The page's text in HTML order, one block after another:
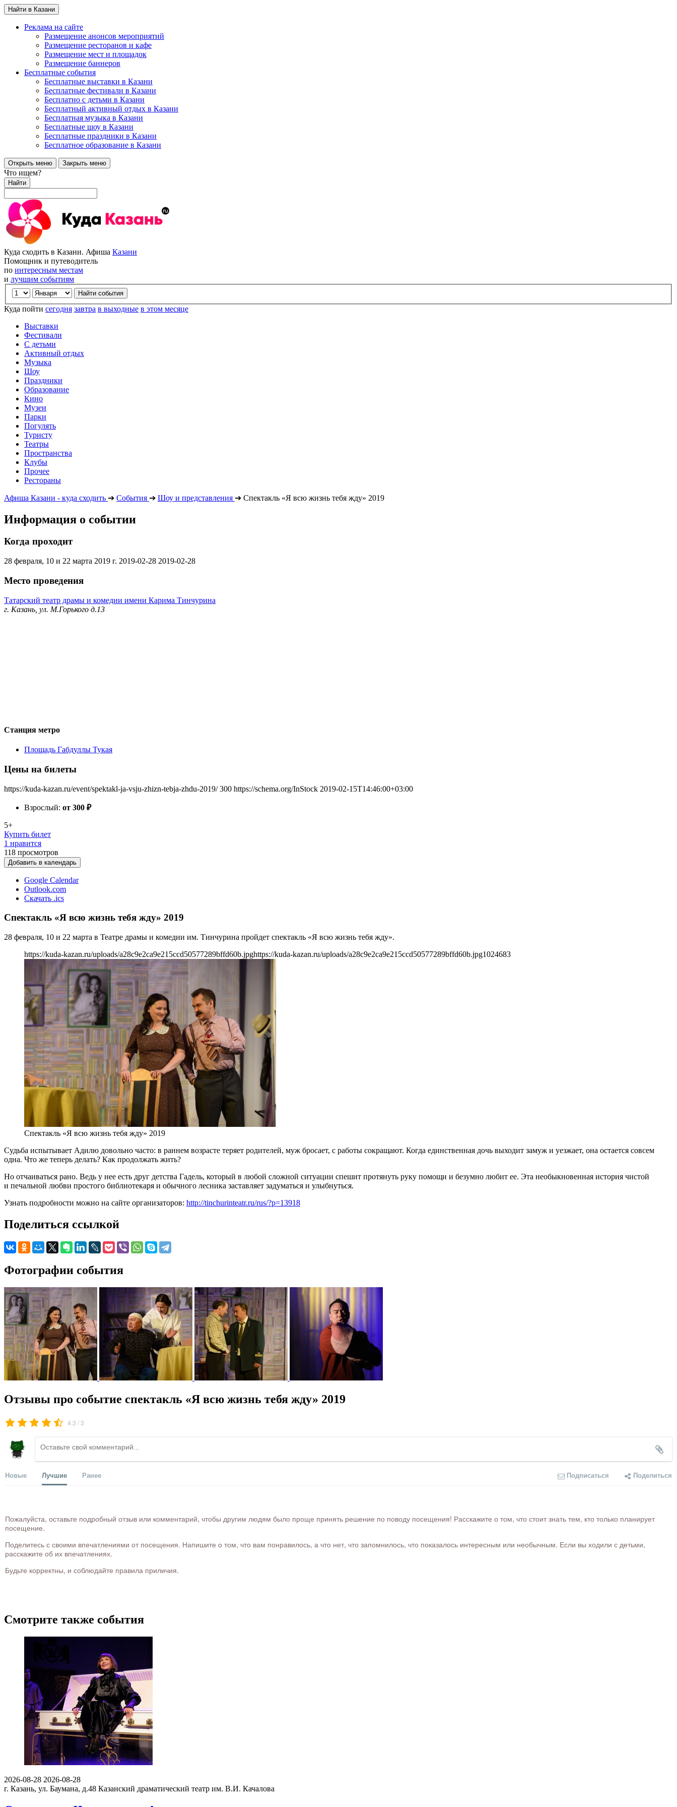
Найти в Казани
Реклама на сайте
Размещение анонсов мероприятий
Размещение ресторанов и кафе
Размещение мест и площадок
Размещение баннеров
Бесплатные события
Бесплатные выставки в Казани
Бесплатные фестивали в Казани
Бесплатно с детьми в Казани
Бесплатный активный отдых в Казани
Бесплатная музыка в Казани
Бесплатные шоу в Казани
Бесплатные праздники в Казани
Бесплатное образование в Казани
Открыть меню Закрыть меню
Что ищем?
Найти
Куда сходить в Казани. Афиша Казани
Помощник и путеводитель
по интересным местам
и лучшим событиям
Куда пойти сегодня завтра в выходные в этом месяце
Выставки
Фестивали
С детьми
Активный отдых
Музыка
Шоу
Праздники
Образование
Кино
Музеи
Парки
Погулять
Туристу
Театры
Пространства
Клубы
Прочее
Рестораны
Афиша Казани - куда сходить ➔ События ➔ Шоу и представления ➔ Спектакль «Я всю жизнь тебя жду» 2019
Информация о событии
Когда проходит
28 февраля, 10 и 22 марта 2019 г. 2019-02-28 2019-02-28
Место проведения
Татарский театр драмы и комедии имени Карима Тинчурина
г. Казань, ул. М.Горького д.13
Станция метро
Площадь Габдуллы Тукая
Цены на билеты
https://kuda-kazan.ru/event/spektakl-ja-vsju-zhizn-tebja-zhdu-2019/ 300 https://schema.org/InStock 2019-02-15T14:46:00+03:00
Взрослый: от 300 ₽
5+
Купить билет
1 нравится
118 просмотров
Добавить в календарь
Google Calendar
Outlook.com
Скачать .ics
Спектакль «Я всю жизнь тебя жду» 2019
28 февраля, 10 и 22 марта в Театре драмы и комедии им. Тинчурина пройдет спектакль «Я всю жизнь тебя жду».
https://kuda-kazan.ru/uploads/a28c9e2ca9e215ccd50577289bffd60b.jpghttps://kuda-kazan.ru/uploads/a28c9e2ca9e215ccd50577289bffd60b.jpg1024683
Спектакль «Я всю жизнь тебя жду» 2019
Судьба испытывает Адилю довольно часто: в раннем возрасте теряет родителей, муж бросает, с работы сокращают. Когда единственная дочь выходит замуж и уезжает, она остается совсем
одна. Что же теперь делать? Как продолжать жить?
Но отчаиваться рано. Ведь у нее есть друг детства Гадель, который в любой сложной ситуации спешит протянуть руку помощи и безумно любит ее. Эта необыкновенная история чистой
и печальной любви простого библиотекаря и обычного лесника заставляет задуматься и улыбнуться.
Узнать подробности можно на сайте организаторов: http://tinchurinteatr.ru/rus/?p=13918
Поделиться ссылкой
Фотографии события
Отзывы про событие спектакль «Я всю жизнь тебя жду» 2019
4.3 /3
Новые Лучшие Ранее Подписаться Поделиться
Пожалуйста, оставьте подробный отзыв или комментарий, чтобы другим людям было проще принять решение по поводу посещения! Расскажите о том, что стоит знать тем, кто только планирует
посещение.
Поделитесь с своими впечатлениями от посещения. Напишите о том, что вам понравилось, а что нет, что запомнилось, что показалось интересным или необычным. Если вы ходили с детьми,
расскажите об их впечатлениях.
Будьте корректны, и соблюдайте правила приличия.
Смотрите также события
2026-08-28 2026-08-28
г. Казань, ул. Баумана, д.48 Казанский драматический театр им. В.И. Качалова